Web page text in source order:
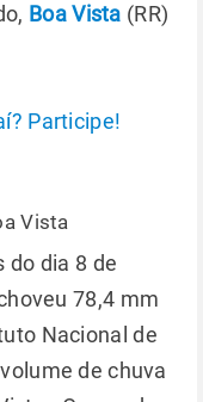
Boa Vista (RR)
Participe!
Vista
do dia 8 de
78,4 mm
Nacional de
de chuva